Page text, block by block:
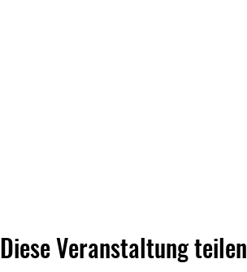
Diese Veranstaltung teilen